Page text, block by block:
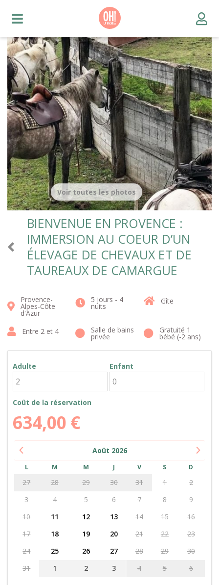
BIENVENUE EN PROVENCE :
IMMERSION AU COEUR D’UN
ÉLEVAGE DE CHEVAUX ET DE
TAUREAUX DE CAMARGUE
Voir toutes les photos
Provence-
Alpes-Côte
d'Azur
5 jours - 4
nuits
Gîte
Entre 2 et 4 Salle de bains
privée
Gratuité 1
bébé (-2 ans)
Adulte Enfant
Coût de la réservation
634,00 €
Août 2026
L M M J V S D
27 28 29 30 31 1
2
3
4 5 6 7 8
9
10
11 12 13 14 15
16
17
18 19 20 21 22
23
24
25 26 27 28 29
30
31
1 2 3 4 5 6